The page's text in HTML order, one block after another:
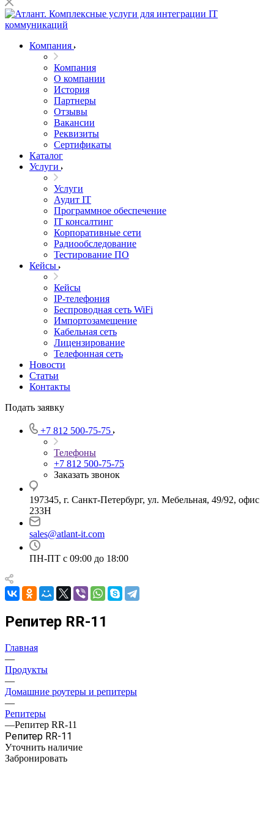
Компания
Компания
О компании
История
Партнеры
Отзывы
Вакансии
Реквизиты
Сертификаты
Каталог
Услуги
Услуги
Аудит IT
Программное обеспечение
IT консалтинг
Корпоративные сети
Радиообследование
Тестирование ПО
Кейсы
Кейсы
IP-телефония
Беспроводная сеть WiFi
Импортозамещение
Кабельная сеть
Лицензирование
Телефонная сеть
Новости
Статьи
Контакты
Подать заявку
+7 812 500-75-75
Телефоны
+7 812 500-75-75
Заказать звонок
197345, г. Санкт-Петербург, ул. Мебельная, 49/92, офис
233Н
sales@atlant-it.com
ПН-ПТ с 09:00 до 18:00
Репитер RR-11
Главная
—
Продукты
—
Домашние роутеры и репитеры
—
Репитеры
—Репитер RR-11
Репитер RR-11
Уточнить наличие
Забронировать